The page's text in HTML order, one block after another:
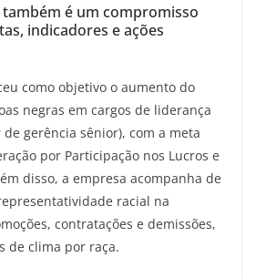
é um compromisso
indicadores e ações
como objetivo o aumento do
negras em cargos de liderança
gerência sênior), com a meta
por Participação nos Lucros e
disso, a empresa acompanha de
racial na
contratações e demissões,
de clima por raça.